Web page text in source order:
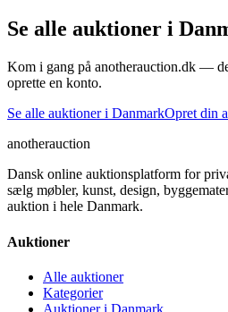
Se alle auktioner i
Kom i gang på anotherauction.dk —
oprette en konto.
Se alle auktioner i DanmarkOpret din
anotherauction
Dansk online auktionsplatform for
sælg møbler, kunst, design,
auktion i hele Danmark.
Auktioner
Alle auktioner
Kategorier
Auktioner i Danmark